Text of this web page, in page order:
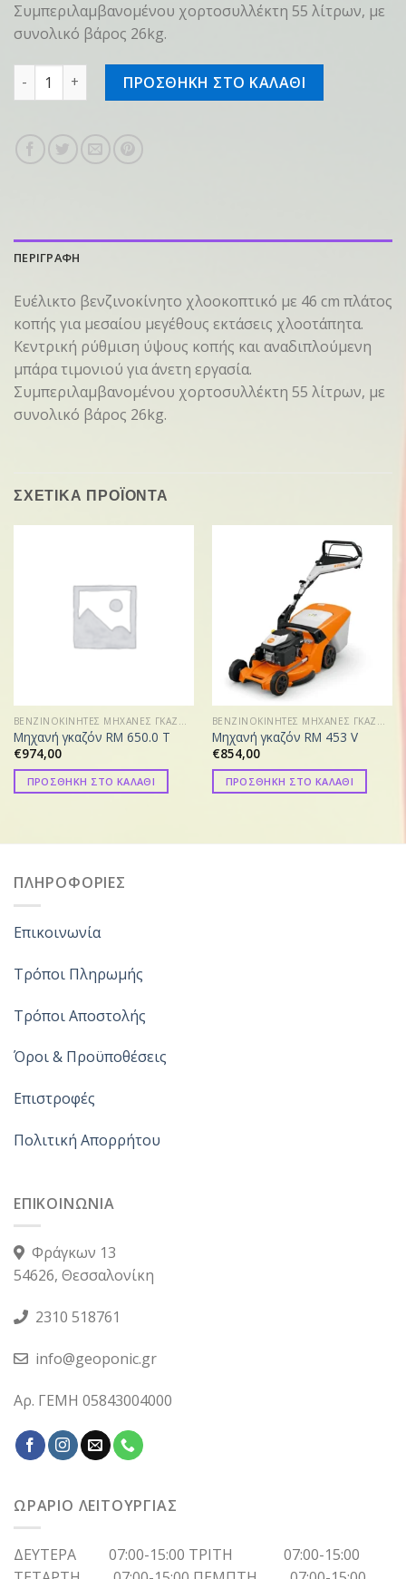
Συμπεριλαμβανομένου χορτοσυλλέκτη 55 λίτρων, με
συνολικό βάρος 26kg.
Βενζ/το χλοοκοπτικό RM 248.2 ποσότητα
ΠΡΟΣΘΗΚΗ ΣΤΟ ΚΑΛΑΘΙ
ΠΕΡΙΓΡΑΦΗ
Ευέλικτο βενζινοκίνητο χλοοκοπτικό με 46 cm πλάτος
κοπής για μεσαίου μεγέθους εκτάσεις χλοοτάπητα.
Κεντρική ρύθμιση ύψους κοπής και αναδιπλούμενη
μπάρα τιμονιού για άνετη εργασία.
Συμπεριλαμβανομένου χορτοσυλλέκτη 55 λίτρων, με
συνολικό βάρος 26kg.
ΣΧΕΤΙΚΑ ΠΡΟΪΟΝΤΑ
Μηχανή γκαζόν RM 650.0 T
€974,00
ΠΡΟΣΘΗΚΗ ΣΤΟ ΚΑΛΑΘΙ
Μηχανή γκαζόν RM 453 V
€854,00
ΠΡΟΣΘΗΚΗ ΣΤΟ ΚΑΛΑΘΙ
ΠΛΗΡΟΦΟΡΙΕΣ
Επικοινωνία
Τρόποι Πληρωμής
Τρόποι Αποστολής
Όροι & Προϋποθέσεις
Επιστροφές
Πολιτική Απορρήτου
ΕΠΙΚΟΙΝΩΝΙΑ
Φράγκων 13
54626, Θεσσαλονίκη
2310 518761
info@geoponic.gr
Αρ. ΓΕΜΗ 05843004000
ΩΡΑΡΙΟ ΛΕΙΤΟΥΡΓΙΑΣ
ΔΕΥΤΕΡΑ 07:00-15:00 ΤΡΙΤΗ 07:00-15:00